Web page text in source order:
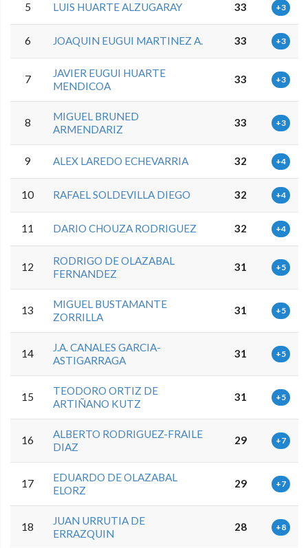
5 LUIS HUARTE ALZUGARAY 33 +3
6 JOAQUIN EUGUI MARTINEZ A. 33 +3
7
JAVIER EUGUI HUARTE
MENDICOA
33 +3
8
MIGUEL BRUNED
ARMENDARIZ
33 +3
9 ALEX LAREDO ECHEVARRIA 32 +4
10 RAFAEL SOLDEVILLA DIEGO 32 +4
11 DARIO CHOUZA RODRIGUEZ 32 +4
12
RODRIGO DE OLAZABAL
FERNANDEZ
31 +5
13
MIGUEL BUSTAMANTE
ZORRILLA
31 +5
14
J.A. CANALES GARCIA-
ASTIGARRAGA
31 +5
15
TEODORO ORTIZ DE
ARTIÑANO KUTZ
31 +5
16
ALBERTO RODRIGUEZ-FRAILE
DIAZ
29 +7
17
EDUARDO DE OLAZABAL
ELORZ
29 +7
18
JUAN URRUTIA DE
ERRAZQUIN
28 +8